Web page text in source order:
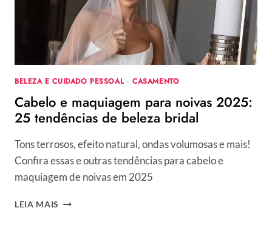
ESTILOS
RÁPIDOS
PARA
FAZER
+
A
PASSO
BELEZA E CUIDADO PESSOAL·CASAMENTO
Cabelo e maquiagem para noivas 2025:
25 tendências de beleza bridal
Tons terrosos, efeito natural, ondas volumosas e mais!
Confira essas e outras tendências para cabelo e
maquiagem de noivas em 2025
LEIA MAIS CABELO